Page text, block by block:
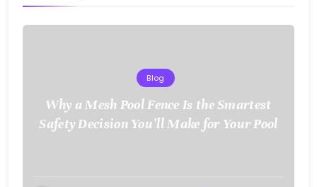
Blog
Why a Mesh Pool Fence Is the Smartest
Safety Decision You’ll Make for Your Pool